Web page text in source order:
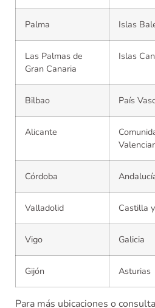
Palma Islas
Las Palmas de
Gran Canaria
Islas
Bilbao País
Alicante
Córdoba
Valladolid Castilla
Vigo Galicia
Gijón Asturias
Para más ubicaciones o